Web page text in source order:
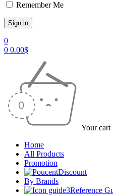
Remember Me
0
0 0.00$
Your cart
Home
All Products
Promotion
Discount
By Brands
Reference